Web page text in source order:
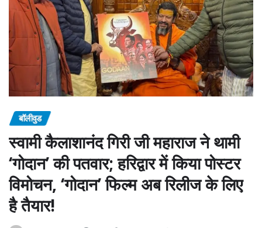
बॉलीवुड
स्वामी कैलाशानंद गिरी जी महाराज ने थामी
‘गोदान’ की पतवार; हरिद्वार में किया पोस्टर
विमोचन, ‘गोदान’ फिल्म अब रिलीज के लिए
है तैयार!